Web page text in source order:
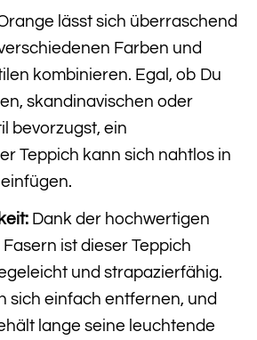
lässt sich überraschend
Farben und
kombinieren. Egal, ob Du
skandinavischen oder
bevorzugst, ein
Teppich kann sich nahtlos in
Dank der hochwertigen
ist dieser Teppich
und strapazierfähig.
sich einfach entfernen, und
lange seine leuchtende